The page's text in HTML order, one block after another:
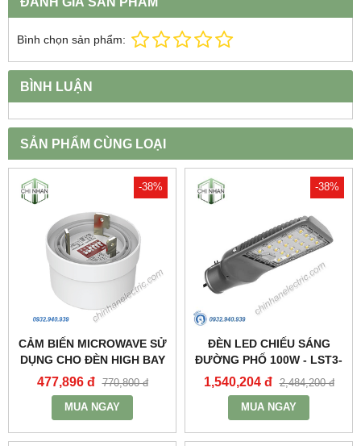
Bình chọn sản phẩm:
BÌNH LUẬN
SẢN PHẨM CÙNG LOẠI
-38%
CẢM BIẾN MICROWAVE SỬ
DỤNG CHO ĐÈN HIGH BAY
NHÀ XƯỞNG HBE2_MPE
477,896 đ 770,800 đ
MUA NGAY
-38%
ĐÈN LED CHIẾU SÁNG
ĐƯỜNG PHỐ 100W - LST3-
100 - MPE
1,540,204 đ 2,484,200 đ
MUA NGAY